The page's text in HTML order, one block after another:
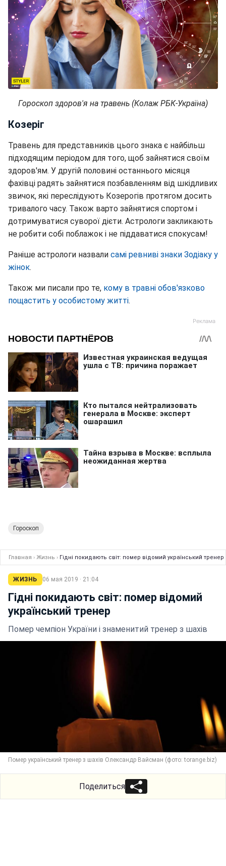
Гороскоп здоров'я на травень (Колаж РБК-Україна)
Козеріг
Травень для представників цього знака є найбільш
підходящим періодом для того, щоб зайнятися своїм
здоров'ям. У другій половині останнього місяця
фахівці радять зайнятися позбавленням від шкідливих
звичок, які переслідують Козерогів протягом досить
тривалого часу. Також варто зайнятися спортом і
дотримуватися суворої дієти. Астрологи закликають
не робити собі поблажок і не піддаватися спокусам!
Раніше астрологи назвали самі ревниві знаки Зодіаку у
жінок.
Також ми писали про те, кому в травні обов'язково
пощастить у особистому житті.
Гороскоп
Главная › Жизнь › Гідні покидають світ: помер відомий український тренер
ЖИЗНЬ 06 мая 2019 · 21:04
Гідні покидають світ: помер відомий
український тренер
Помер чемпіон України і знаменитий тренер з шахів
Помер український тренер з шахів Олександр Вайсман (фото: torange.biz)
Поделиться